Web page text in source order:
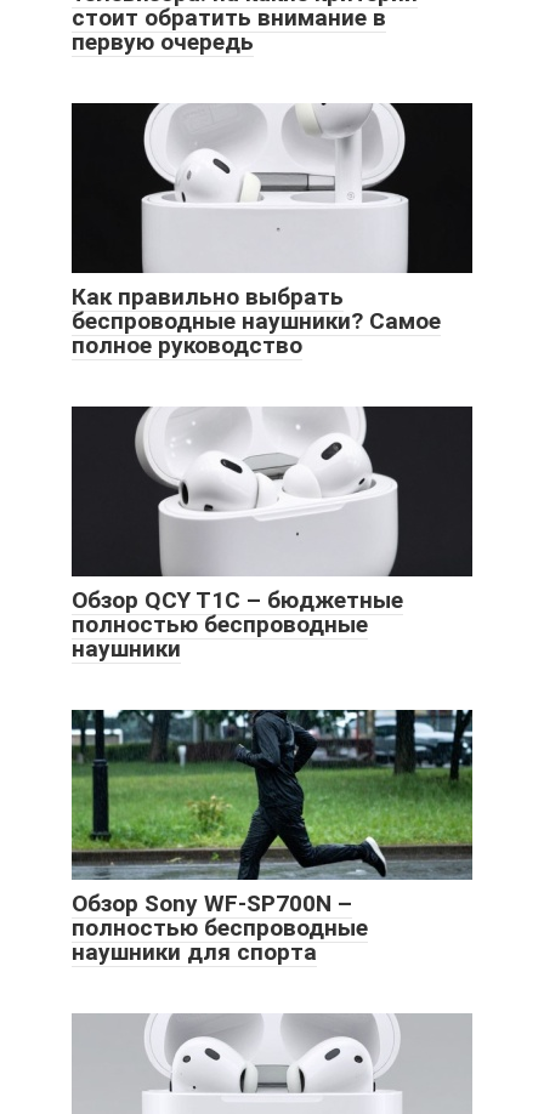
стоит обратить внимание в
первую очередь
Как правильно выбрать
беспроводные наушники? Самое
полное руководство
Обзор QCY T1C – бюджетные
полностью беспроводные
наушники
Обзор Sony WF-SP700N –
полностью беспроводные
наушники для спорта